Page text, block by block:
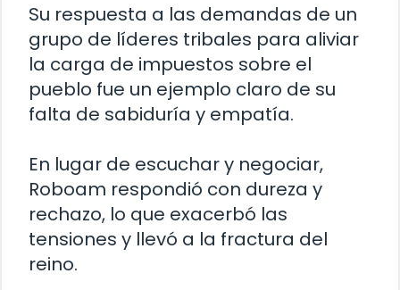
Su respuesta a las demandas de un
grupo de líderes tribales para aliviar
la carga de impuestos sobre el
pueblo fue un ejemplo claro de su
falta de sabiduría y empatía.
En lugar de escuchar y negociar,
Roboam respondió con dureza y
rechazo, lo que exacerbó las
tensiones y llevó a la fractura del
reino.